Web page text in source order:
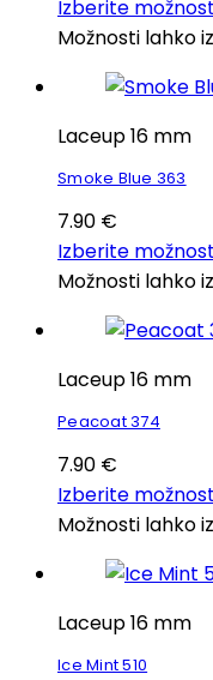
Izberite
Možnosti lahko
Laceup 16 mm
Smoke Blue 363
7.90 €
Izberite
Možnosti lahko
Laceup 16 mm
Peacoat 374
7.90 €
Izberite
Možnosti lahko
Laceup 16 mm
Ice Mint 510